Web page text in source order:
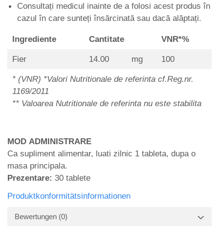
Consultați medicul inainte de a folosi acest produs în
cazul în care sunteți însărcinată sau dacă alăptați.
Ingrediente Cantitate VNR*%
Fier 14.00 mg 100
* (VNR) *Valori Nutritionale de referinta cf.Reg.nr.
1169/2011
** Valoarea Nutritionale de referinta nu este stabilita
MOD ADMINISTRARE
Ca supliment alimentar, luati zilnic 1 tableta, dupa o
masa principala.
Prezentare: 30 tablete
Produktkonformitätsinformationen
Bewertungen (0)